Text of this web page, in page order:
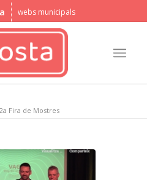
webs municipals
Fira de Mostres